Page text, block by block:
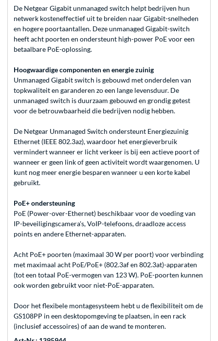
De Netgear Gigabit unmanaged switch helpt bedrijven hun
netwerk kosteneffectief uit te breiden naar Gigabit-snelheden
en hogere poortaantallen. Deze unmanaged Gigabit-switch
heeft acht poorten en ondersteunt high-power PoE voor een
betaalbare PoE-oplossing.
Hoogwaardige componenten en energie zuinig
Unmanaged Gigabit switch is gebouwd met onderdelen van
topkwaliteit en garanderen zo een lange levensduur. De
unmanaged switch is duurzaam gebouwd en grondig getest
voor de betrouwbaarheid die bedrijven nodig hebben.
De Netgear Unmanaged Switch ondersteunt Energiezuinig
Ethernet (IEEE 802.3az), waardoor het energieverbruik
vermindert wanneer er licht verkeer is bij een actieve poort of
wanneer er geen link of geen activiteit wordt waargenomen. U
kunt nog meer energie besparen wanneer u een korte kabel
gebruikt.
PoE+ ondersteuning
PoE (Power-over-Ethernet) beschikbaar voor de voeding van
IP-beveiligingscamera's, VoIP-telefoons, draadloze access
points en andere Ethernet-apparaten.
Acht PoE+ poorten (maximaal 30 W per poort) voor verbinding
met maximaal acht PoE/PoE+ (802.3af en 802.3at)-apparaten
(tot een totaal PoE-vermogen van 123 W). PoE-poorten kunnen
ook worden gebruikt voor niet-PoE-apparaten.
Door het flexibele montagesysteem hebt u de flexibiliteit om de
GS108PP in een desktopomgeving te plaatsen, in een rack
(inclusief accessoires) of aan de wand te monteren.